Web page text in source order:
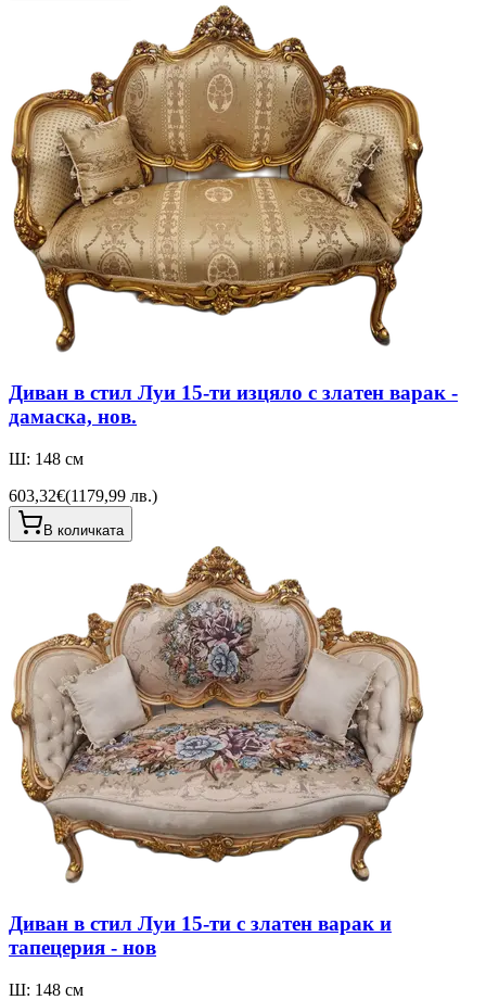
Диван в стил Луи 15-ти изцяло с златен варак -
дамаска, нов.
Ш: 148 см
603,32€(1179,99 лв.)
В количката
Диван в стил Луи 15-ти с златен варак и
тапецерия - нов
Ш: 148 см